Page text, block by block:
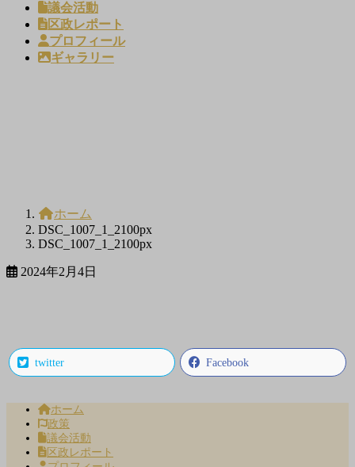
議会活動
区政レポート
プロフィール
ギャラリー
ホーム
DSC_1007_1_2100px
DSC_1007_1_2100px
2024年2月4日
Facebook
twitter
ホーム
政策
議会活動
区政レポート